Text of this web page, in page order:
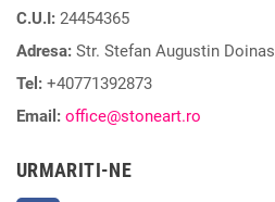
C.U.I: 24454365
Adresa: Str. Stefan Augustin
Tel: +40771392873
Email: office@stoneart.ro
URMARITI-NE